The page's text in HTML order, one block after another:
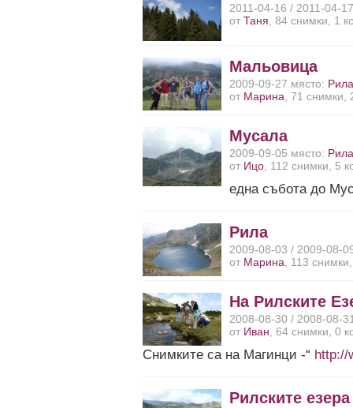
2011-04-16 / 2011-04-
отТаня , 84 снимки, 1
Мальовица
2009-09-27 място:
от Марина , 71
Мусала
2009-09-05 място:
от Ицо , 112 снимки, 5
една събота до
Рила
2009-08-03 / 2009-08-
от Марина , 113
На Рилските
2008-08-30 / 2008-08-
от Иван , 64 снимки, 0
Снимките са на Магинци -“ http://
Рилските езера